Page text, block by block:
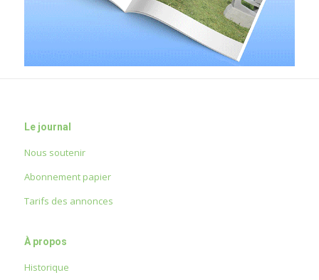
Le journal
Nous soutenir
Abonnement papier
Tarifs des annonces
À propos
Historique